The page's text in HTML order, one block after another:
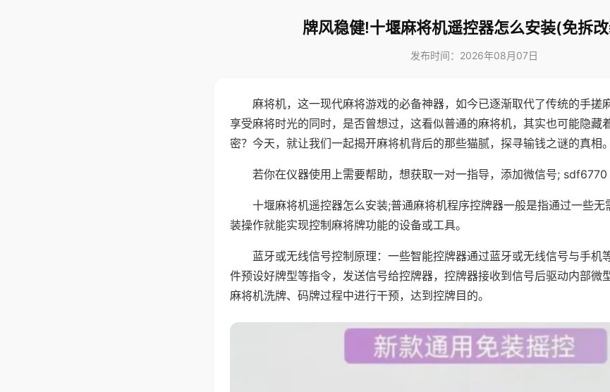
牌风稳健!十堰麻将机遥控器怎么安装(免拆
发布时间：2026年08月07日
麻将机，这一现代麻将游戏的必备神器，如今已逐渐取代了传统的手搓
享受麻将时光的同时，是否曾想过，这看似普通的麻将机，其实也可能隐藏
密？今天，就让我们一起揭开麻将机背后的那些猫腻，探寻输钱之谜的真相。
若你在仪器使用上需要帮助，想获取一对一指导，添加微信号; sdf6770
十堰麻将机遥控器怎么安装;普通麻将机程序控牌器一般是指通过一些无
装操作就能实现控制麻将牌功能的设备或工具。
蓝牙或无线信号控制原理：一些智能控牌器通过蓝牙或无线信号与手机
件预设好牌型等指令，发送信号给控牌器，控牌器接收到信号后驱动内部微
麻将机洗牌、码牌过程中进行干预，达到控牌目的。